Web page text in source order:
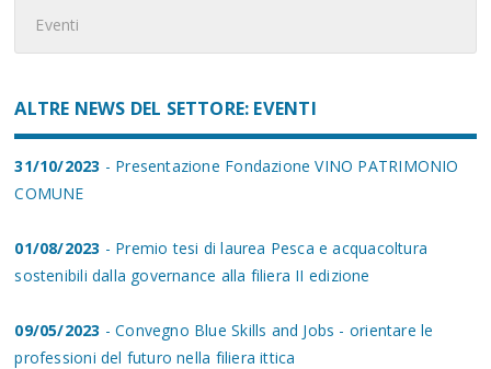
Eventi
ALTRE NEWS DEL SETTORE: EVENTI
31/10/2023 - Presentazione Fondazione VINO PATRIMONIO
COMUNE
01/08/2023 - Premio tesi di laurea Pesca e acquacoltura
sostenibili dalla governance alla filiera II edizione
09/05/2023 - Convegno Blue Skills and Jobs - orientare le
professioni del futuro nella filiera ittica